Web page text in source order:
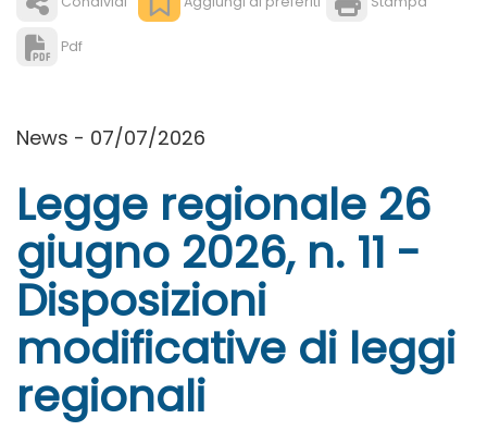
Pdf
News - 07/07/2026
Legge regionale 26
giugno 2026, n. 11 -
Disposizioni
modificative di leggi
regionali